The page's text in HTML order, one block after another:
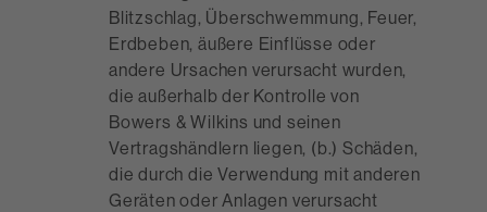
Blitzschlag, Überschwemmung, Feuer,
Erdbeben, äußere Einflüsse oder
andere Ursachen verursacht wurden,
die außerhalb der Kontrolle von
Bowers & Wilkins und seinen
Vertragshändlern liegen, (b.) Schäden,
die durch die Verwendung mit anderen
Geräten oder Anlagen verursacht